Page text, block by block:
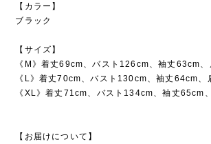
【カラー】
ブラック
【サイズ】
《M》着丈69cm、バスト126cm、袖丈63cm
《L》着丈70cm、バスト130cm、袖丈64cm、
《XL》着丈71cm、バスト134cm、袖丈65cm
【お届けについて】